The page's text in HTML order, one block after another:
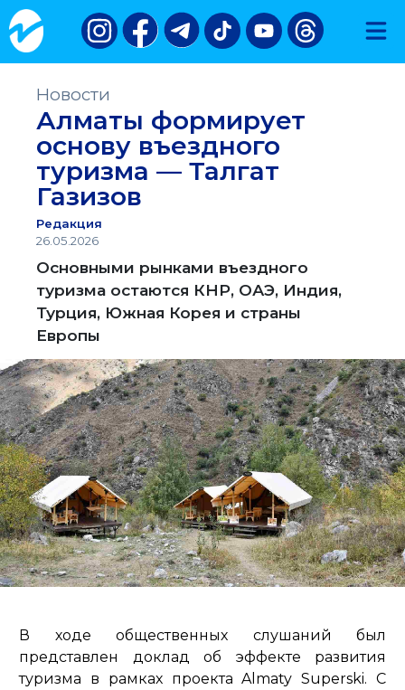
Новости
Алматы формирует
основу въездного
туризма — Талгат
Газизов
Редакция
26.05.2026
Основными рынками въездного
туризма остаются КНР, ОАЭ, Индия,
Турция, Южная Корея и страны
Европы
В ходе общественных слушаний был
представлен доклад об эффекте развития
туризма в рамках проекта Almaty Superski. С